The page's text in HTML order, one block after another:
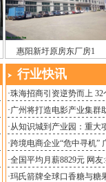
惠阳新圩原房东厂房1
行业快讯
·珠海招商引资逆势而上 32
·广州将打造电影产业集群
·从知识城到产业园：重大
·跨境电商企业“危中寻机”
·全国平均月薪8829元 网友
·玛氏箭牌全球口香糖与糖